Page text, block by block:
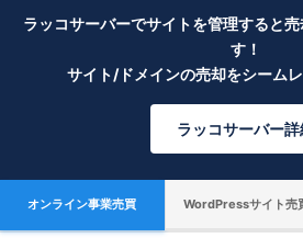
ラッコサーバーでサイトを管理すると
す！
サイト/ドメインの売却をシームレ
ラッコサーバー詳
オンライン事業売買 WordPressサイト売